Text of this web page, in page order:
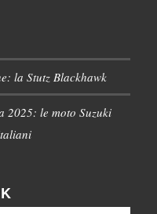
la Stutz Blackhawk
2025: le moto Suzuki